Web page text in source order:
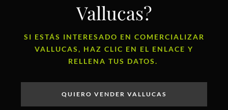
Vallucas?
SI ESTÁS INTERESADO EN COMERCIALIZAR
VALLUCAS, HAZ CLIC EN EL ENLACE Y
RELLENA TUS DATOS.
QUIERO VENDER VALLUCAS